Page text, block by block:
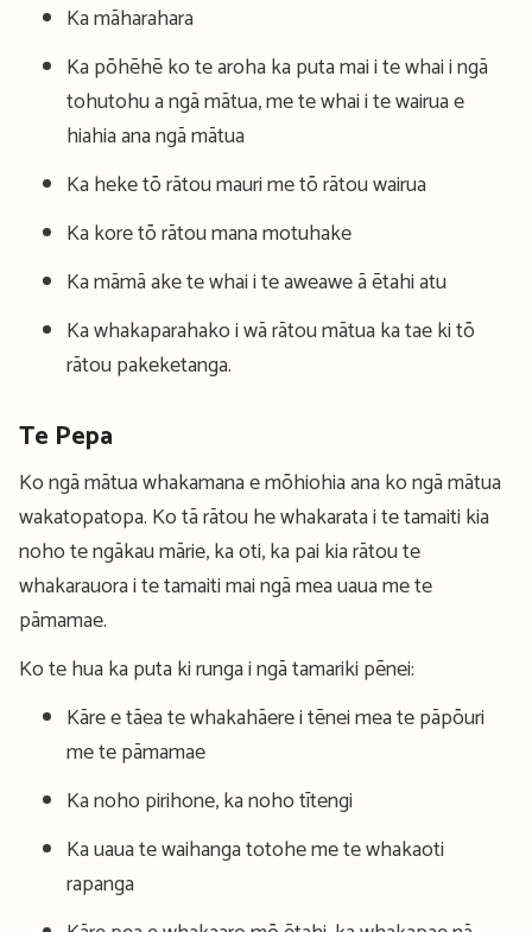
Ka māharahara
Ka pōhēhē ko te aroha ka puta mai i te whai i ngā
tohutohu a ngā mātua, me te whaii te wairua e
hiahia ana ngā mātua
Ka heke tō rātou mauri me tō rātou wairua
Ka kore tō rātou mana motuhake
Ka māmā ake te whai i te aweawe ā ētahi atu
Ka whakaparahako i wā rātou mātua ka tae ki tō
rātou pakeketanga.
Te Pepa
Ko ngā mātua whakamana e mōhiohia ana ko ngā mātua
wakatopatopa. Ko tā rātou he whakarata i te tamaiti kia
noho te ngākau mārie, ka oti, ka pai kia rātou te
whakarauora i te tamaiti mai ngā mea uaua me te
pāmamae.
Ko te hua ka puta ki runga i ngā tamariki pēnei:
Kāre e tāea te whakahāere i tēnei mea te pāpōuri
me te pāmamae
Ka noho pirihone, ka noho tītengi
Ka uaua te waihanga totohe me te whakaoti
rapanga